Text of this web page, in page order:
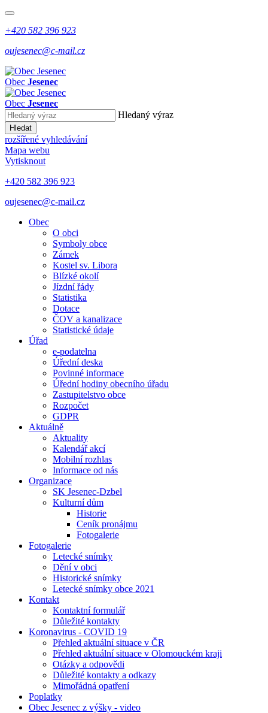
+420 582 396 923
oujesenec@c-mail.cz
Obec Jesenec
Obec Jesenec
Hledaný výraz
Hledat
rozšířené vyhledávání
Mapa webu
Vytisknout
+420 582 396 923
oujesenec@c-mail.cz
Obec
O obci
Symboly obce
Zámek
Kostel sv. Libora
Blízké okolí
Jízdní řády
Statistika
Dotace
ČOV a kanalizace
Statistické údaje
Úřad
e-podatelna
Úřední deska
Povinné informace
Úřední hodiny obecního úřadu
Zastupitelstvo obce
Rozpočet
GDPR
Aktuálně
Aktuality
Kalendář akcí
Mobilní rozhlas
Informace od nás
Organizace
SK Jesenec-Dzbel
Kulturní dům
Historie
Ceník pronájmu
Fotogalerie
Fotogalerie
Letecké snímky
Dění v obci
Historické snímky
Letecké snímky obce 2021
Kontakt
Kontaktní formulář
Důležité kontakty
Koronavirus - COVID 19
Přehled aktuální situace v ČR
Přehled aktuální situace v Olomouckém kraji
Otázky a odpovědi
Důležité kontakty a odkazy
Mimořádná opatření
Poplatky
Obec Jesenec z výšky - video